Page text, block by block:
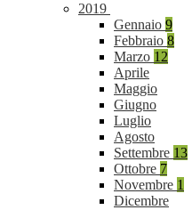
2019
Gennaio 9
Febbraio 8
Marzo 12
Aprile
Maggio
Giugno
Luglio
Agosto
Settembre 13
Ottobre 7
Novembre 1
Dicembre